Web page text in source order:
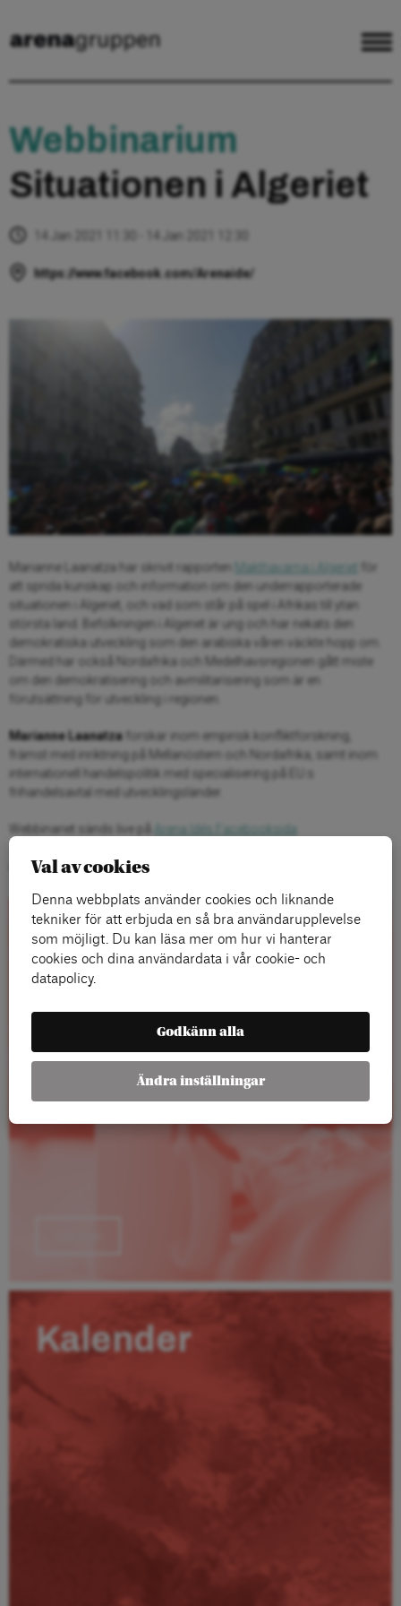
Webbinarium
Situationen i Algeriet
14 Jan 2021 11:30 - 14 Jan 2021 12:30
https://www.facebook.com/Arenaide/
Marianne Laanatza har skrivit rapporten Makthavarna i Algeriet
att sprida kunskap och information om den underrapporterade
situationen i Algeriet, och vad som står på spel i Afrikas till ytan
största land. Befolkningen i Algeriet är ung och har nekats den
demokratiska utveckling som den arabiska våren väckte hopp om.
Därmed har också Nordafrika och Medelhavsregionen gått miste
om den demokratisering och avmilitarisering som är en
förutsättning för utveckling i regionen.
Marianne Laanatza forskar inom empirisk konfliktforskning,
främst med inriktning på Mellanöstern och Nordafrika, samt inom
internationell handelspolitik med specialisering på EU:s
frihandelsavtal med utvecklingsländer.
Webbinariet sänds live på Arena Idés Facebooksida
Alla våra seminarier går även att se i efterhand
Rapporter
Kalender
Val av cookies
Denna webbplats använder cookies och liknande
tekniker för att erbjuda en så bra användarupplevelse
som möjligt. Du kan läsa mer om hur vi hanterar
cookies och dina användardata i vår cookie- och
datapolicy.
Godkänn alla
Ändra inställningar